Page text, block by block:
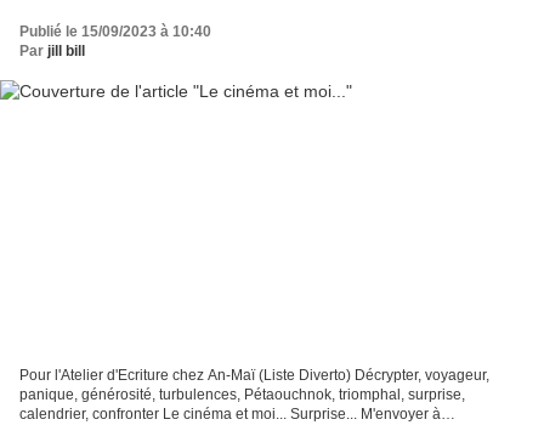
Publié le 15/09/2023 à 10:40
Par jill bill
Pour l'Atelier d'Ecriture chez An-Maï (Liste Diverto) Décrypter, voyageur,
panique, générosité, turbulences, Pétaouchnok, triomphal, surprise,
calendrier, confronter Le cinéma et moi... Surprise... M'envoyer à